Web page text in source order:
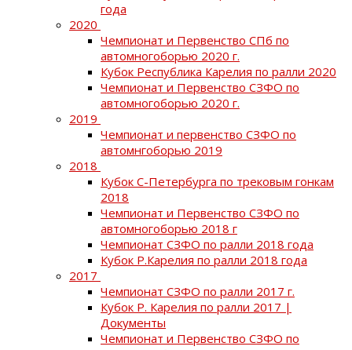
года
2020
Чемпионат и Первенство СПб по
автомногоборью 2020 г.
Кубок Республика Карелия по ралли 2020
Чемпионат и Первенство СЗФО по
автомногоборью 2020 г.
2019
Чемпионат и первенство СЗФО по
автомнгоборью 2019
2018
Кубок С-Петербурга по трековым гонкам
2018
Чемпионат и Первенство СЗФО по
автомногоборью 2018 г
Чемпионат СЗФО по ралли 2018 года
Кубок Р.Карелия по ралли 2018 года
2017
Чемпионат СЗФО по ралли 2017 г.
Кубок Р. Карелия по ралли 2017 |
Документы
Чемпионат и Первенство СЗФО по